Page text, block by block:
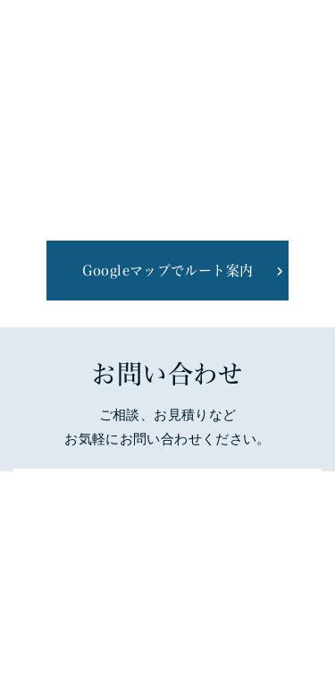
Googleマップでルート案内
お問い合わせ
ご相談、お見積りなど
お気軽にお問い合わせください。